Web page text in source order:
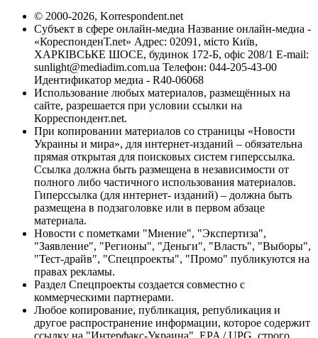
© 2000-2026, Korrespondent.net
Субъект в сфере онлайн-медиа Название онлайн-медиа -
«КореспонденТ.net» Адрес: 02091, місто Київ,
ХАРКІВСЬКЕ ШОСЕ, будинок 172-Б, офіс 208/1 E-mail:
sunlight@mediadim.com.ua Телефон: 044-205-43-00
Идентификатор медиа - R40-06068
Использование любых материалов, размещённых на
сайте, разрешается при условии ссылки на
Корреспондент.net.
При копировании материалов со страницы «Новости
Украины и мира», для интернет-изданий – обязательна
прямая открытая для поисковых систем гиперссылка.
Ссылка должна быть размещена в независимости от
полного либо частичного использования материалов.
Гиперссылка (для интернет- изданий) – должна быть
размещена в подзаголовке или в первом абзаце
материала.
Новости с пометками "Мнение", "Экспертиза",
"Заявление", "Регионы", "Деньги", "Власть", "Выборы",
"Тест-драйв", "Спецпроекты", "Промо" публикуются на
правах рекламы.
Раздел Спецпроекты создается совместно с
коммерческими партнерами.
Любое копирование, публикация, републикация и
другое распространение информации, которое содержит
ссылку на "Интерфакс-Украина", EPA / UPG, строго